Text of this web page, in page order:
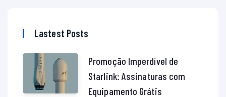
Lastest Posts
Promoção Imperdível de
Starlink: Assinaturas com
Equipamento Grátis